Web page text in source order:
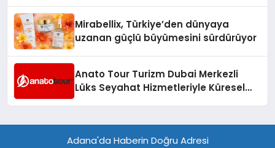
Mirabellix, Türkiye’den dünyaya
uzanan güçlü büyümesini sürdürüyor
Anato Tour Turizm Dubai Merkezli
Lüks Seyahat Hizmetleriyle Küresel
Adana'da Haberin Doğru Adresi